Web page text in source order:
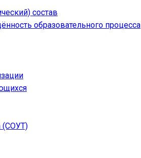
состав
образовательного процесса
(СОУТ)